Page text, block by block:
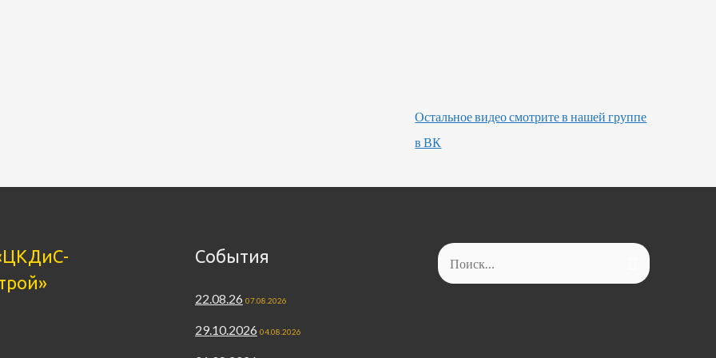
Остальное видео смотрите в нашей группе
в ВК
События
22.08.26 07.08.2026
29.10.2026 04.08.2026